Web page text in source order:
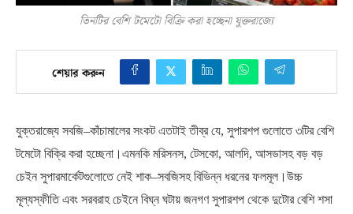
তিনটির বেশি টমেটো বিক্রি করা হচ্ছেনা যুক্তরাজ্যে
শেয়ার করুন
যুক্তরাজ্যে সবজি–কাঁচামালের সংকট এতটাই তীব্র যে, সুপারশপ গুলোতে ৩টির বেশি
টমেটো বিক্রি করা হচ্ছেনা।এমনকি মরিসনস, টেসকো, আলদি, আসডাসহ বড় বড়
চেইন সুপারমার্কেটগুলোতে নেই শাক–সবজিসহ বিভিন্ন ধরনের ফলমূল।উচ্চ
মূল্যস্ফীতি এবং সরবরাহ চেইনে বিঘ্ন ঘটায় জনগণ সুপারশপ থেকে দুটোর বেশি শসা